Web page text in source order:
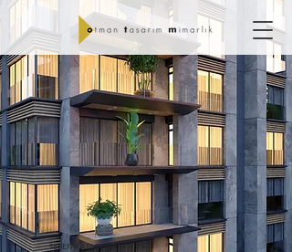
SEBEN 1 APARTMANI